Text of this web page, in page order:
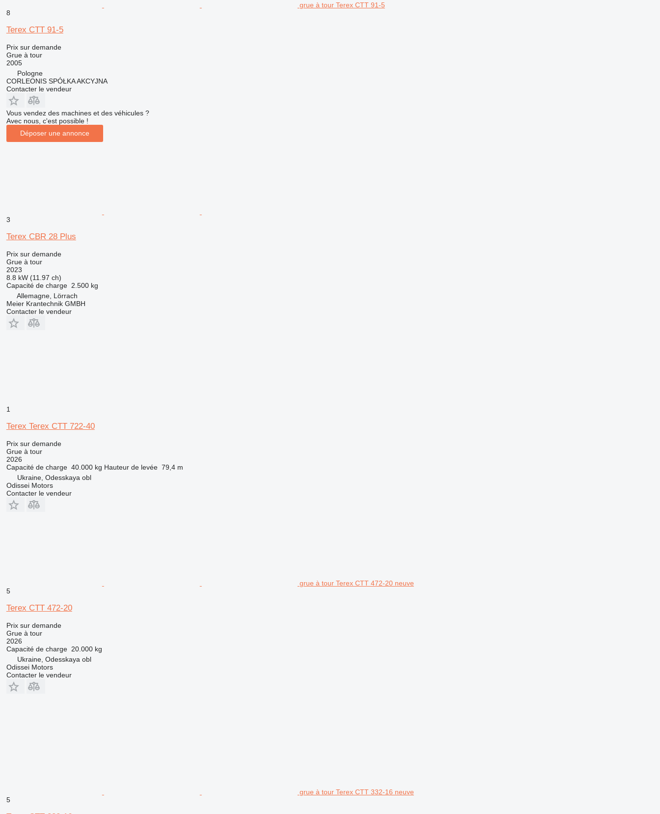
grue à tour Terex CTT 91-5
8
Terex CTT 91-5
Prix sur demande
Grue à tour
2005
Pologne
CORLEONIS SPÓŁKA AKCYJNA
Contacter le vendeur
Vous vendez des machines et des véhicules ?
Avec nous, c'est possible !
Déposer une annonce
3
Terex CBR 28 Plus
Prix sur demande
Grue à tour
2023
8.8 kW (11.97 ch)
Capacité de charge 2.500 kg
Allemagne, Lörrach
Meier Krantechnik GMBH
Contacter le vendeur
1
Terex Terex CTT 722-40
Prix sur demande
Grue à tour
2026
Capacité de charge 40.000 kg Hauteur de levée 79,4 m
Ukraine, Odesskaya obl
Odissei Motors
Contacter le vendeur
grue à tour Terex CTT 472-20 neuve
5
Terex CTT 472-20
Prix sur demande
Grue à tour
2026
Capacité de charge 20.000 kg
Ukraine, Odesskaya obl
Odissei Motors
Contacter le vendeur
grue à tour Terex CTT 332-16 neuve
5